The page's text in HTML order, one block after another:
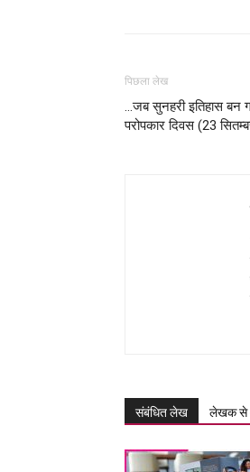
पिछला लेख
…जब सुनहरी इतिहास बन
परोपकार दिवस (23
संबंधित लेख लेखक से